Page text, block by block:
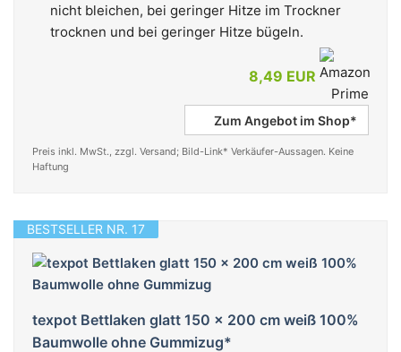
nicht bleichen, bei geringer Hitze im Trockner
trocknen und bei geringer Hitze bügeln.
8,49 EUR
Zum Angebot im Shop*
Preis inkl. MwSt., zzgl. Versand; Bild-Link* Verkäufer-Aussagen. Keine
Haftung
BESTSELLER NR. 17
texpot Bettlaken glatt 150 x 200 cm weiß 100%
Baumwolle ohne Gummizug*